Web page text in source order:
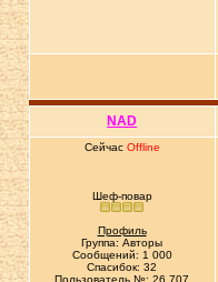
NAD
Сейчас Offline
Шеф-повар
Профиль
Группа: Авторы
Сообщений: 1 000
Спасибок: 32
Пользователь №: 26 707